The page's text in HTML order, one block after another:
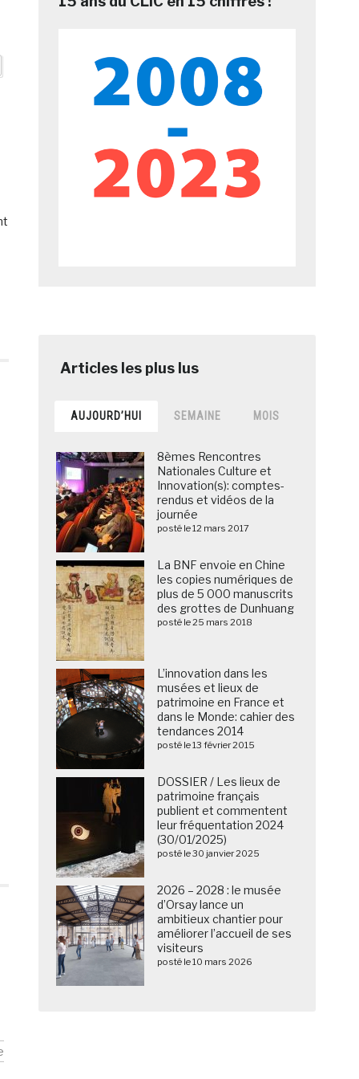
AUJOURD’HUI SEMAINE MOIS
8èmes Rencontres
Nationales Culture et
Innovation(s): comptes-
rendus et vidéos de la
journée
posté le 12 mars 2017
La BNF envoie en Chine
les copies numériques de
plus de 5 000 manuscrits
des grottes de Dunhuang
posté le 25 mars 2018
L’innovation dans les
musées et lieux de
patrimoine en France et
dans le Monde: cahier des
tendances 2014
posté le 13 février 2015
DOSSIER / Les lieux de
patrimoine français
publient et commentent
leur fréquentation 2024
(30/01/2025)
posté le 30 janvier 2025
2026 – 2028 : le musée
d’Orsay lance un
ambitieux chantier pour
améliorer l’accueil de ses
visiteurs
posté le 10 mars 2026